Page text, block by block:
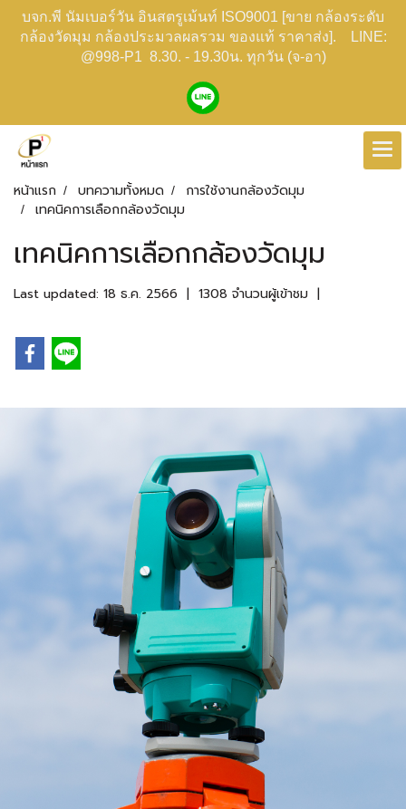
บจก.พี นัมเบอร์วัน อินสตรูเม้นท์ ISO9001 [ขาย กล้องระดับ
กล้องวัดมุม กล้องประมวลผลรวม ของแท้ ราคาส่ง]. LINE:
@998-P1 8.30. - 19.30น. ทุกวัน (จ-อา)
หน้าแรก บทความทั้งหมด
การใช้งานกล้องวัดมุม
เทคนิคการเลือกกล้องวัดมุม
เทคนิคการเลือกกล้องวัดมุม
Last updated: 18 ธ.ค. 2566 | 1308 จำนวนผู้เข้าชม |